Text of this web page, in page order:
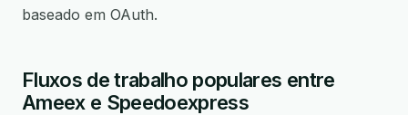
baseado em OAuth.
Fluxos de trabalho populares entre
Ameex e Speedoexpress